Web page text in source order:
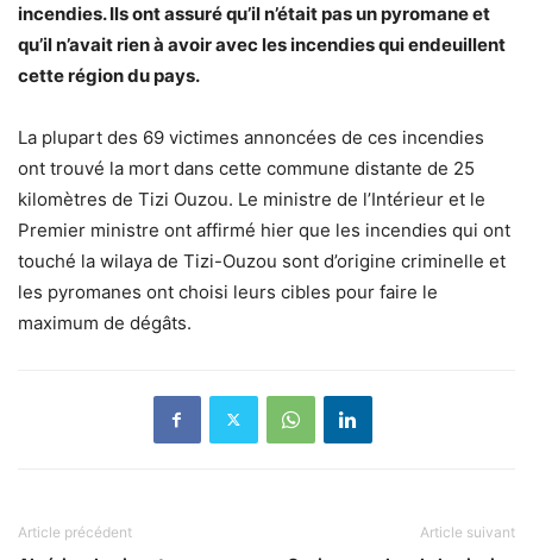
incendies. Ils ont assuré qu’il n’était pas un pyromane et
qu’il n’avait rien à avoir avec les incendies qui endeuillent
cette région du pays.
La plupart des 69 victimes annoncées de ces incendies
ont trouvé la mort dans cette commune distante de 25
kilomètres de Tizi Ouzou. Le ministre de l’Intérieur et le
Premier ministre ont affirmé hier que les incendies qui ont
touché la wilaya de Tizi-Ouzou sont d’origine criminelle et
les pyromanes ont choisi leurs cibles pour faire le
maximum de dégâts.
Article précédent Article suivant